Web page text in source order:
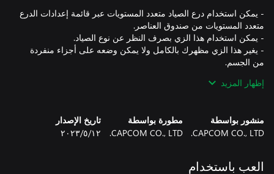
- يمكن استخدام درع الصياد متعدد المستويات عبر قائمة إعدادات الدرع
- يغير هذا الزي مظهرك بالكامل ولا يمكن وضعه على أجزاء منفردة
ملاحظة: هذا المحتوى متاح أيضًا كجزء من حزمة واحدة أو أكثر. يُرجى
إظهار المزيد
منشور بواسطة
CAPCOM CO., LTD.
مطورة بواسطة
CAPCOM CO., LTD.
تاريخ الإصدار
١٢‏/٥‏/٢٠٢٣
العب باستخدام